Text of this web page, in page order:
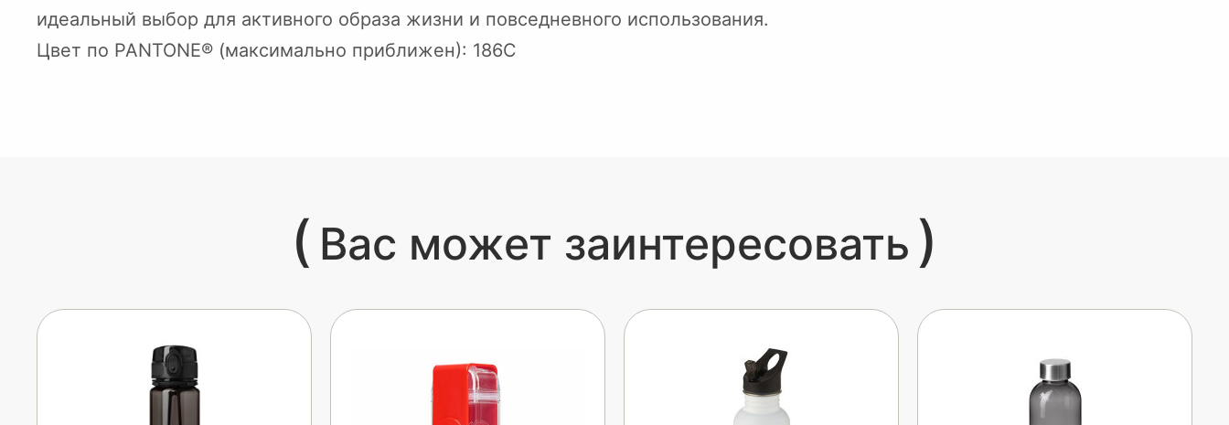
идеальный выбор для активного образа жизни и повседневного использования.
Цвет по PANTONE® (максимально приближен): 186C
( Вас может заинтересовать )